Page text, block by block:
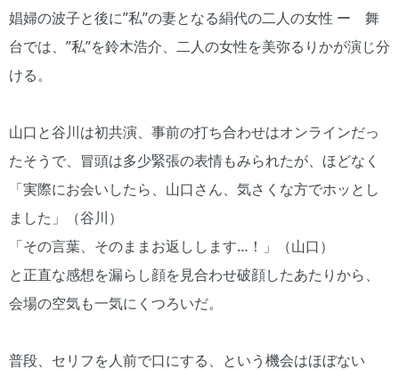
娼婦の波子と後に”私”の妻となる絹代の二人の女性 ー 舞
台では、”私”を鈴木浩介、二人の女性を美弥るりかが演じ分
ける。
山口と谷川は初共演、事前の打ち合わせはオンラインだっ
たそうで、冒頭は多少緊張の表情もみられたが、ほどなく
「実際にお会いしたら、山口さん、気さくな方でホッとし
ました」（谷川）
「その言葉、そのままお返しします…！」（山口）
と正直な感想を漏らし顔を見合わせ破顔したあたりから、
会場の空気も一気にくつろいだ。
普段、セリフを人前で口にする、という機会はほぼない